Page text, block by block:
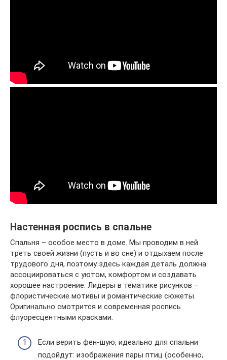
Настенная роспись в спальне
Спальня – особое место в доме. Мы проводим в ней
треть своей жизни (пусть и во сне) и отдыхаем после
трудового дня, поэтому здесь каждая деталь должна
ассоциироваться с уютом, комфортом и создавать
хорошее настроение. Лидеры в тематике рисунков –
флористические мотивы и романтические сюжеты.
Оригинально смотрится и современная роспись
флуоресцентными красками.
Если верить фен-шую, идеально для спальни
подойдут: изображения пары птиц (особенно,